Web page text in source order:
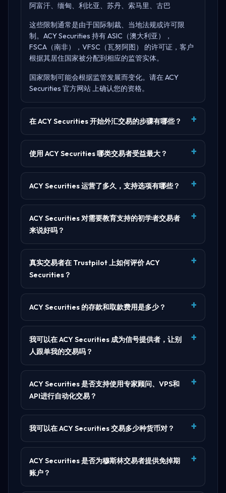
阿富汗、缅甸、利比亚、苏丹、索马里、古巴
这些限制通常是由于国际制裁、当地法规或许可限
制。ACY Securities 持有ASIC（澳大利亚），
FSCA（南非），VFSC（瓦努阿图）
的许可证，客户
根据其居住国家被分配到相应的监管实体。
国家限制可能会根据监管发展而变化。请在ACY
Securities 官方网站 上确认您的资格。
在 ACY Securities 开始外汇交易的步骤有哪些？
使用 ACY Securities 哪类交易者受益最大？
ACY Securities 运营了多久，支持选项有哪些？
ACY Securities 对需要教育支持的初学者交易者
来说好吗？
真实交易者在 Trustpilot 上如何评价 ACY
Securities？
ACY Securities 的存款和取款费用是多少？
我可以在 ACY Securities 成为信号提供者，让别
人跟单我的交易吗？
ACY Securities 是否支持使用专家顾问、VPS和
API进行自动化交易？
我可以在 ACY Securities 交易多少种货币对？
ACY Securities 是否为穆斯林交易者提供免掉期
账户？